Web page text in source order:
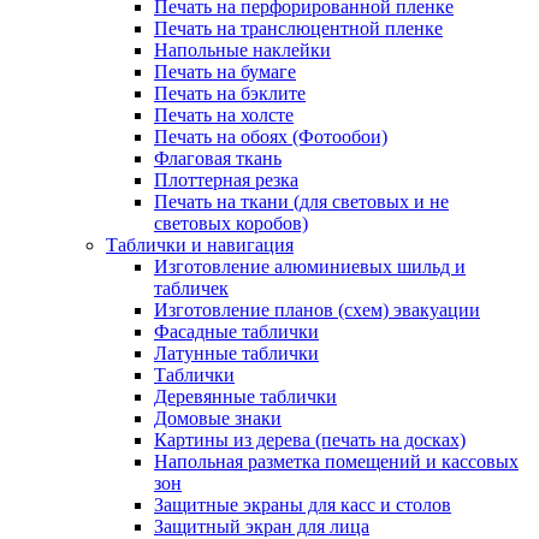
Печать на перфорированной пленке
Печать на транслюцентной пленке
Напольные наклейки
Печать на бумаге
Печать на бэклите
Печать на холсте
Печать на обоях (Фотообои)
Флаговая ткань
Плоттерная резка
Печать на ткани (для световых и не
световых коробов)
Таблички и навигация
Изготовление алюминиевых шильд и
табличек
Изготовление планов (схем) эвакуации
Фасадные таблички
Латунные таблички
Таблички
Деревянные таблички
Домовые знаки
Картины из дерева (печать на досках)
Напольная разметка помещений и кассовых
зон
Защитные экраны для касс и столов
Защитный экран для лица